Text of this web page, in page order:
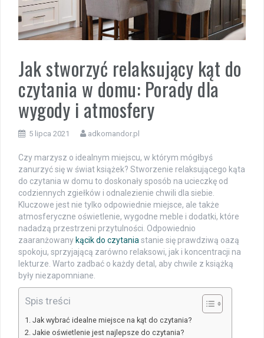
Jak stworzyć relaksujący kąt do
czytania w domu: Porady dla
wygody i atmosfery
5 lipca 2021 adkomandor.pl
Czy marzysz o idealnym miejscu, w którym mógłbyś
zanurzyć się w świat książek? Stworzenie relaksującego kąta
do czytania w domu to doskonały sposób na ucieczkę od
codziennych zgiełków i odnalezienie chwili dla siebie.
Kluczowe jest nie tylko odpowiednie miejsce, ale także
atmosferyczne oświetlenie, wygodne meble i dodatki, które
nadadzą przestrzeni przytulności. Odpowiednio
zaaranżowany kącik do czytaniastanie się prawdziwą oazą
spokoju, sprzyjającą zarówno relaksowi, jak i koncentracji na
lekturze. Warto zadbać o każdy detal, aby chwile z książką
były niezapomniane.
Spis treści
Jak wybrać idealne miejsce na kąt do czytania?
Jakie oświetlenie jest najlepsze do czytania?